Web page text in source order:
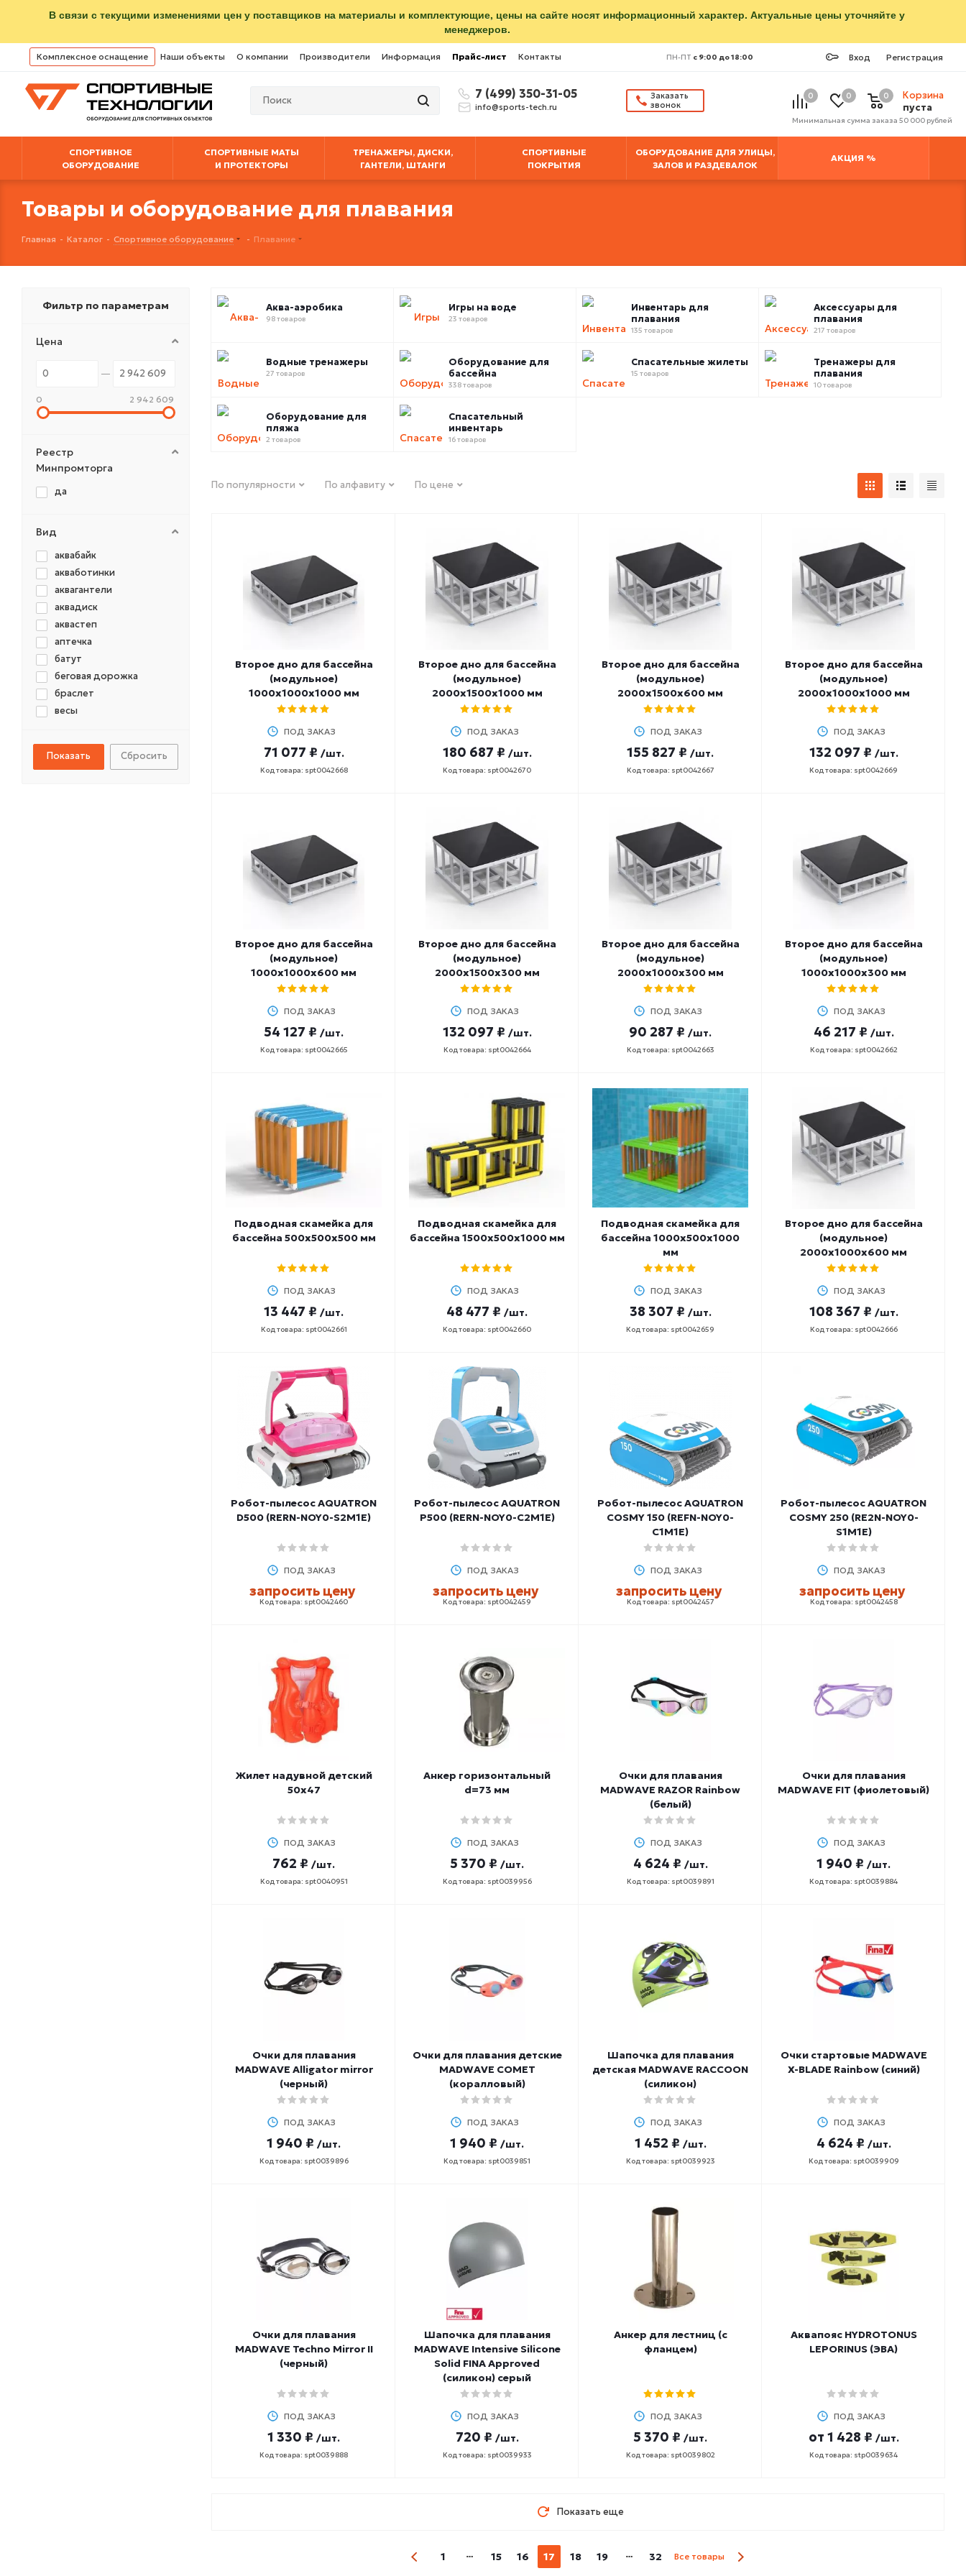
В связи с текущими изменениями цен у поставщиков на материалы и комплектующие, цены на сайте носят информационный характер. Актуальные цены уточняйте у
менеджеров.
Комплексное оснащение Наши объекты О компании Производители Информация Прайс-лист Контакты Вход Регистрация
ПН-ПТ с 9:00 до 18:00
7 (499) 350-31-05
info@sports-tech.ru
Заказать
звонок
0 0
Корзина
пуста
0
Минимальная сумма заказа 50 000 рублей
СПОРТИВНОЕ
ОБОРУДОВАНИЕ
СПОРТИВНЫЕ МАТЫ
И ПРОТЕКТОРЫ
ТРЕНАЖЕРЫ, ДИСКИ,
ГАНТЕЛИ, ШТАНГИ
СПОРТИВНЫЕ
ПОКРЫТИЯ
ОБОРУДОВАНИЕ ДЛЯ УЛИЦЫ,
ЗАЛОВ И РАЗДЕВАЛОК
АКЦИЯ %
Товары и оборудование для плавания
Главная - Каталог - Спортивное оборудование - Плавание
Аква-аэробика
98 товаров
Игры на воде
23 товаров
Инвентарь для
плавания
135 товаров
Аксессуары для
плавания
217 товаров
Водные тренажеры
27 товаров
Оборудование для
бассейна
338 товаров
Спасательные жилеты
15 товаров
Тренажеры для
плавания
10 товаров
Оборудование для
пляжа
2 товаров
Спасательный
инвентарь
16 товаров
По популярности По алфавиту По цене
Второе дно для бассейна
(модульное)
1000х1000х1000 мм
ПОД ЗАКАЗ
71 077 ₽ /шт.
Код товара: spt0042668
Второе дно для бассейна
(модульное)
2000х1500х1000 мм
ПОД ЗАКАЗ
180 687 ₽ /шт.
Код товара: spt0042670
Второе дно для бассейна
(модульное)
2000х1500х600 мм
ПОД ЗАКАЗ
155 827 ₽ /шт.
Код товара: spt0042667
Второе дно для бассейна
(модульное)
2000х1000х1000 мм
ПОД ЗАКАЗ
132 097 ₽ /шт.
Код товара: spt0042669
Второе дно для бассейна
(модульное)
1000х1000х600 мм
ПОД ЗАКАЗ
54 127 ₽ /шт.
Код товара: spt0042665
Второе дно для бассейна
(модульное)
2000х1500х300 мм
ПОД ЗАКАЗ
132 097 ₽ /шт.
Код товара: spt0042664
Второе дно для бассейна
(модульное)
2000х1000х300 мм
ПОД ЗАКАЗ
90 287 ₽ /шт.
Код товара: spt0042663
Второе дно для бассейна
(модульное)
1000х1000х300 мм
ПОД ЗАКАЗ
46 217 ₽ /шт.
Код товара: spt0042662
Подводная скамейка для
бассейна 500х500х500 мм
ПОД ЗАКАЗ
13 447 ₽ /шт.
Код товара: spt0042661
Подводная скамейка для
бассейна 1500х500х1000 мм
ПОД ЗАКАЗ
48 477 ₽ /шт.
Код товара: spt0042660
Подводная скамейка для
бассейна 1000х500х1000
мм
ПОД ЗАКАЗ
38 307 ₽ /шт.
Код товара: spt0042659
Второе дно для бассейна
(модульное)
2000х1000х600 мм
ПОД ЗАКАЗ
108 367 ₽ /шт.
Код товара: spt0042666
Робот-пылесос AQUATRON
D500 (RERN-NOY0-S2M1E)
ПОД ЗАКАЗ
запросить цену
Код товара: spt0042460
Робот-пылесос AQUATRON
P500 (RERN-NOY0-C2M1E)
ПОД ЗАКАЗ
запросить цену
Код товара: spt0042459
Робот-пылесос AQUATRON
COSMY 150 (REFN-NOY0-
C1M1E)
ПОД ЗАКАЗ
запросить цену
Код товара: spt0042457
Робот-пылесос AQUATRON
COSMY 250 (RE2N-NOY0-
S1M1E)
ПОД ЗАКАЗ
запросить цену
Код товара: spt0042458
Жилет надувной детский
50х47
ПОД ЗАКАЗ
762 ₽ /шт.
Код товара: spt0040951
Анкер горизонтальный
d=73 мм
ПОД ЗАКАЗ
5 370 ₽ /шт.
Код товара: spt0039956
Очки для плавания
MADWAVE RAZOR Rainbow
(белый)
ПОД ЗАКАЗ
4 624 ₽ /шт.
Код товара: spt0039891
Очки для плавания
MADWAVE FIT (фиолетовый)
ПОД ЗАКАЗ
1 940 ₽ /шт.
Код товара: spt0039884
Очки для плавания
MADWAVE Alligator mirror
(черный)
ПОД ЗАКАЗ
1 940 ₽ /шт.
Код товара: spt0039896
Очки для плавания детские
MADWAVE COMET
(коралловый)
ПОД ЗАКАЗ
1 940 ₽ /шт.
Код товара: spt0039851
Шапочка для плавания
детская MADWAVE RACCOON
(силикон)
ПОД ЗАКАЗ
1 452 ₽ /шт.
Код товара: spt0039923
Очки стартовые MADWAVE
X-BLADE Rainbow (синий)
ПОД ЗАКАЗ
4 624 ₽ /шт.
Код товара: spt0039909
Очки для плавания
MADWAVE Techno Mirror II
(черный)
ПОД ЗАКАЗ
1 330 ₽ /шт.
Код товара: spt0039888
Шапочка для плавания
MADWAVE Intensive Silicone
Solid FINA Approved
(силикон) серый
ПОД ЗАКАЗ
720 ₽ /шт.
Код товара: spt0039933
Анкер для лестниц (с
фланцем)
ПОД ЗАКАЗ
5 370 ₽ /шт.
Код товара: spt0039802
Аквапояс HYDROTONUS
LEPORINUS (ЭВА)
ПОД ЗАКАЗ
от 1 428 ₽ /шт.
Код товара: stp0039634
Показать еще
1 15 16 17 18 19 32 Все товары
Фильтр по параметрам
Цена
0 2 942 609
Реестр
Минпромторга
да
Вид
аквабайк
акваботинки
аквагантели
аквадиск
аквастеп
аптечка
батут
беговая дорожка
браслет
весы
водный батут
гантели и штанги
Сбросить